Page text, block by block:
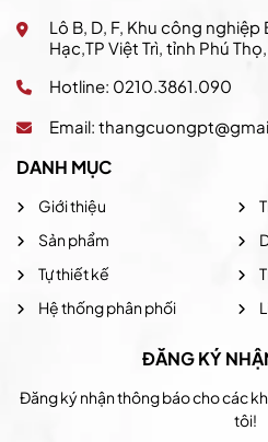
Lô B, D, F, Khu công
Hạc,TP Việt Trì, tỉnh Phú
Hotline: 0210.3861.090
Email:
DANH MỤC
Giới thiệu
Sản phẩm
Tự thiết kế
Hệ thống phân phối
ĐĂNG KÝ
Đăng ký nhận thông báo cho các
tôi!